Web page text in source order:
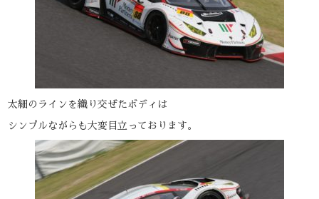
太細のラインを織り交ぜたボディは
シンプルながらも大変目立っております。